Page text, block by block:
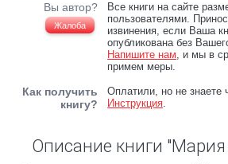
Вы автор?
Жалоба
Все книги на сайте
пользователями.
извинения, если Ваша
опубликована без
Напишите нам, и мы в
примем меры.
Как получить
книгу?
Оплатили, но не знаете
Инструкция.
Описание книги